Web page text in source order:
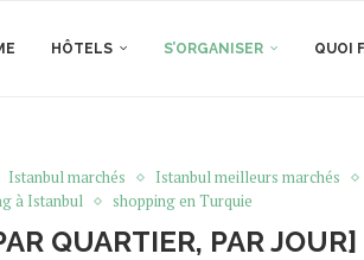
HÔTELS S’ORGANISER QUOI
Istanbul marchés
Istanbul meilleurs marchés
à Istanbul shopping en Turquie
QUARTIER, PAR JOUR]